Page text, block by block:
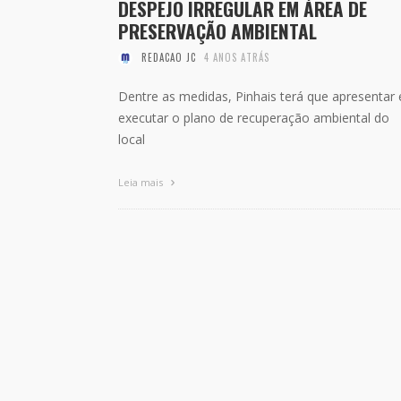
DESPEJO IRREGULAR EM ÁREA DE
PRESERVAÇÃO AMBIENTAL
REDACAO JC 4 ANOS ATRÁS
Dentre as medidas, Pinhais terá que apresentar
executar o plano de recuperação ambiental do
local
Leia mais